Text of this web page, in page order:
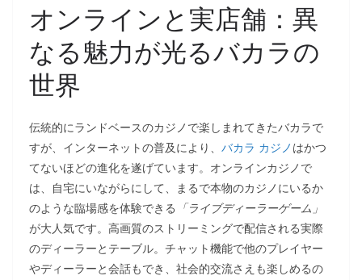
オンラインと実店舗：異
なる魅力が光るバカラの
世界
伝統的にランドベースのカジノで楽しまれてきたバカラで
すが、インターネットの普及により、 バカラ カジノ はかつ
てないほどの進化を遂げています。オンラインカジノで
は、自宅にいながらにして、まるで本物のカジノにいるか
のような臨場感を体験できる 「ライブディーラーゲーム」
が大人気です。高画質のストリーミングで配信される実際
のディーラーとテーブル。チャット機能で他のプレイヤー
やディーラーと会話もでき、社会的交流さえも楽しめるの